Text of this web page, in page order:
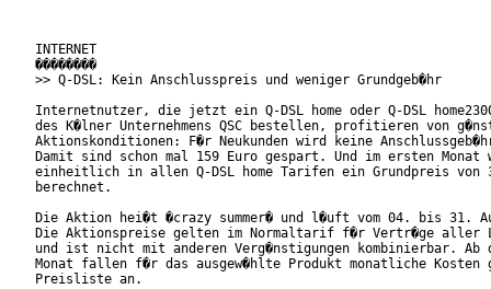
INTERNET
��������
>> Q-DSL: Kein Anschlusspreis und weniger Grundgeb�hr
Internetnutzer, die jetzt ein Q-DSL home oder Q-DSL
des K�lner Unternehmens QSC bestellen, profitieren von
Aktionskonditionen: F�r Neukunden wird keine
Damit sind schon mal 159 Euro gespart. Und im ersten Monat
einheitlich in allen Q-DSL home Tarifen ein Grundpreis von
berechnet.
Die Aktion hei�t �crazy summer� und l�uft vom 04. bis 31.
Die Aktionspreise gelten im Normaltarif f�r Vertr�ge aller
und ist nicht mit anderen Verg�nstigungen kombinierbar. Ab
Monat fallen f�r das ausgew�hlte Produkt monatliche Kosten
Preisliste an.